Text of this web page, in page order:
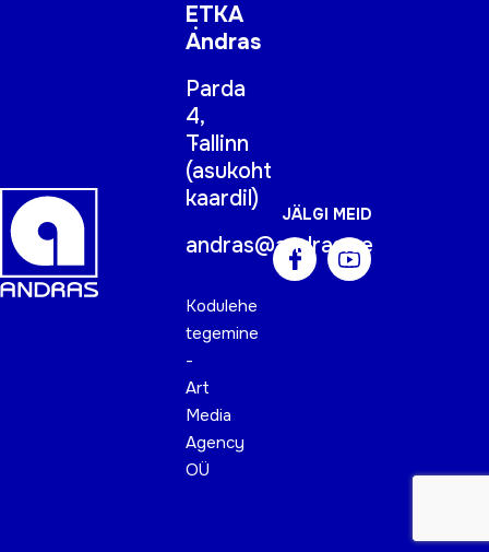
ETKA
Andras
Parda
4,
Tallinn
(asukoht
kaardil)
andras@andras.ee
Kodulehe
tegemine
-
Art
Media
Agency
OÜ
JÄLGI MEID